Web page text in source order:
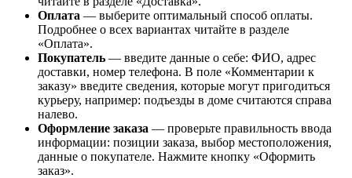
Оплата — выберите оптимальный способ оплаты.
Подробнее о всех вариантах читайте в разделе
«Оплата».
Покупатель — введите данные о себе: ФИО, адрес
доставки, номер телефона. В поле «Комментарии к
заказу» введите сведения, которые могут пригодиться
курьеру, например: подъезды в доме считаются справа
налево.
Оформление заказа — проверьте правильность ввода
информации: позиции заказа, выбор местоположения,
данные о покупателе. Нажмите кнопку «Оформить
заказ».